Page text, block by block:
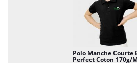
Polo Manche Courte
Perfect Coton 170g/